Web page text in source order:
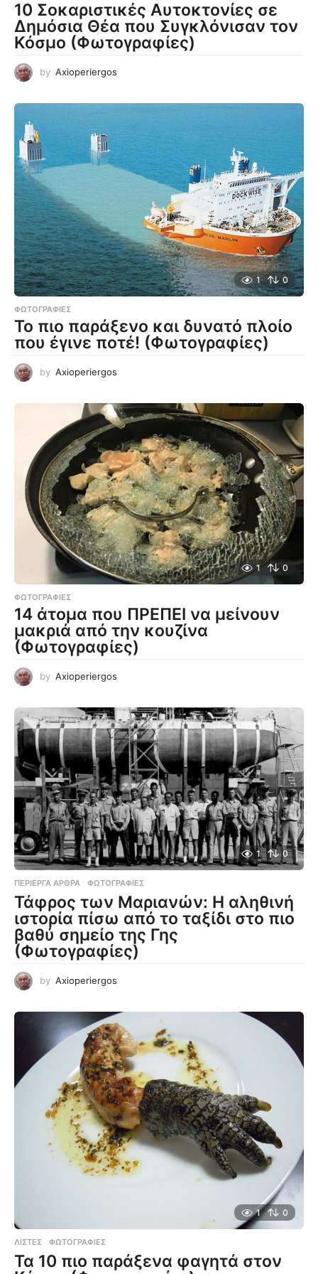
10 Σοκαριστικές Αυτοκτονίες σε
Δημόσια Θέα που Συγκλόνισαν τον
Κόσμο (Φωτογραφίες)
by Axioperiergos
1 0
ΦΩΤΟΓΡΑΦΊΕΣ
Το πιο παράξενο και δυνατό πλοίο
που έγινε ποτέ! (Φωτογραφίες)
by Axioperiergos
1 0
ΦΩΤΟΓΡΑΦΊΕΣ
14 άτομα που ΠΡΕΠΕΙ να μείνουν
μακριά από την κουζίνα
(Φωτογραφίες)
by Axioperiergos
1 0
ΠΕΡΊΕΡΓΑ ΆΡΘΡΑ ,ΦΩΤΟΓΡΑΦΊΕΣ
Τάφρος των Μαριανών: Η αληθινή
ιστορία πίσω από το ταξίδι στο πιο
βαθύ σημείο της Γης
(Φωτογραφίες)
by Axioperiergos
1 0
ΛΊΣΤΕΣ ,ΦΩΤΟΓΡΑΦΊΕΣ
Τα 10 πιο παράξενα φαγητά στον